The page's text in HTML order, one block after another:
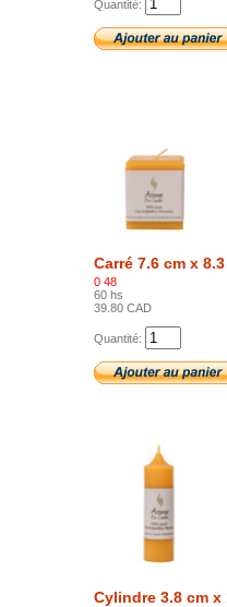
Quantité:
Carré 7.6 cm x
0 48
60 hs
39.80 CAD
Quantité:
Cylindre 3.8 cm x